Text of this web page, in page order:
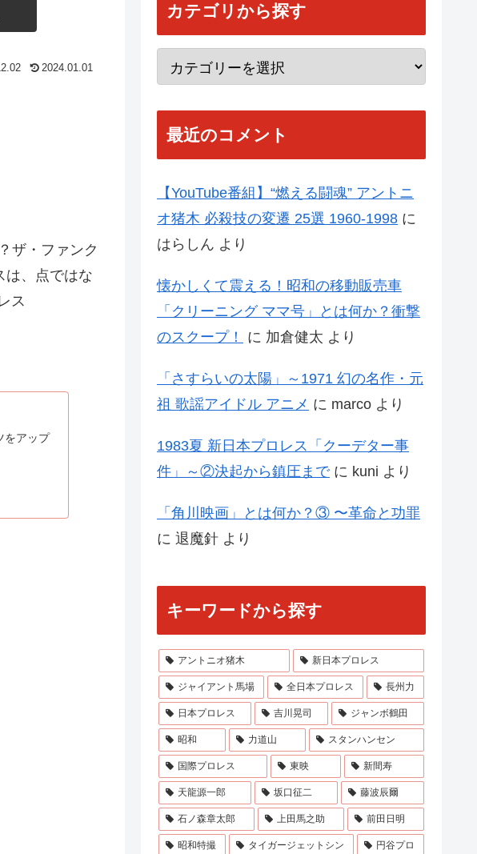
2024.01.01
ザ・ファンク
は、点ではな
ス
をアップ
カテゴリから探す
最近のコメント
【YouTube番組】“燃える闘魂” アントニ
オ猪木 必殺技の変遷 25選 1960-1998 に
はらしん より
懐かしくて震える！昭和の移動販売車
「クリーニング ママ号」とは何か？衝撃
のスクープ！
に 加倉健太 より
「さすらいの太陽」～1971 幻の名作・元
祖 歌謡アイドル アニメ に marco より
1983夏 新日本プロレス「クーデター事
件」～②決起から鎮圧までに kuni より
「角川映画」とは何か？③ 〜革命と功罪
に 退魔針 より
キーワードから探す
アントニオ猪木 新日本プロレス
ジャイアント馬場 全日本プロレス 長州力
日本プロレス 吉川晃司 ジャンボ鶴田
昭和 力道山 スタンハンセン
国際プロレス 東映 新間寿
天龍源一郎 坂口征二 藤波辰爾
石ノ森章太郎 上田馬之助 前田日明
昭和特撮 タイガージェットシン 円谷プロ